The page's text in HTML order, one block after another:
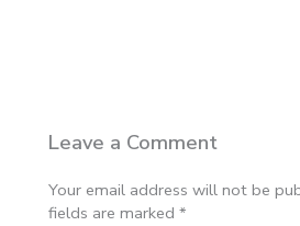
Leave a Comment
Your email address will not be
fields are marked*